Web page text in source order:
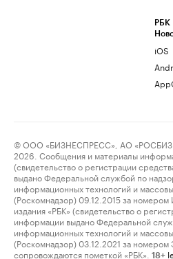
РБК
iOS
© ООО «БИЗНЕСПРЕСС», АО
2026. Сообщения и материалы
(свидетельство о регистрации
выдано Федеральной службой по
информационных технологий и
(Роскомнадзор) 09.12.2015 за
издания «РБК» (свидетельство о
информации выдано Федеральной
информационных технологий и
(Роскомнадзор) 03.12.2021 за
сопровождаются пометкой «РБК».
18+